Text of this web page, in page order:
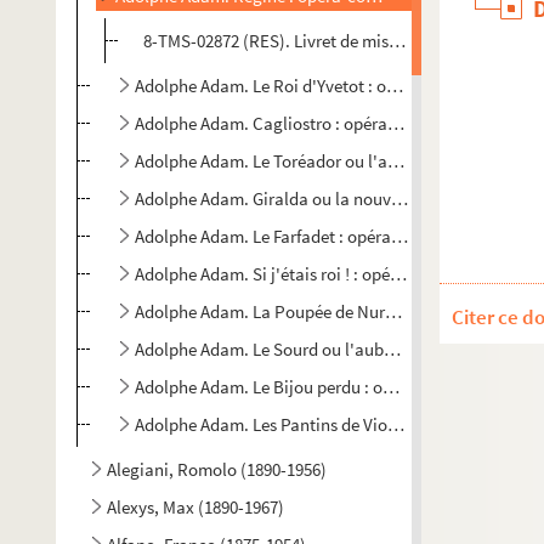
8-TMS-02872 (RES). Livret de mise en scène imprimé
Adolphe Adam. Le Roi d'Yvetot : opéra-comique en 3
Adolphe Adam. Cagliostro : opéra-comique en 3
Adolphe Adam. Le Toréador ou l'accord parfait :
Adolphe Adam. Giralda ou la nouvelle psyché :
Adolphe Adam. Le Farfadet : opéra-comique en 1
Adolphe Adam. Si j'étais roi ! : opéra-comique en 3
Adolphe Adam. La Poupée de Nuremberg : opéra-
Adolphe Adam. Le Sourd ou l'auberge pleine : opéra-
Adolphe Adam. Le Bijou perdu : opéra-comique en 3
Adolphe Adam. Les Pantins de Violette : opérette
Alegiani, Romolo (1890-1956)
Alexys, Max (1890-1967)
Citer ce